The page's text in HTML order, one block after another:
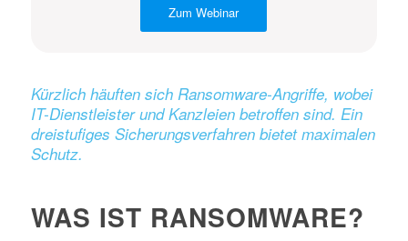
Zum Webinar
Kürzlich häuften sich Ransomware-Angriffe, wobei
IT-Dienstleister und Kanzleien betroffen sind. Ein
dreistufiges Sicherungsverfahren bietet maximalen
Schutz.
WAS IST RANSOMWARE?